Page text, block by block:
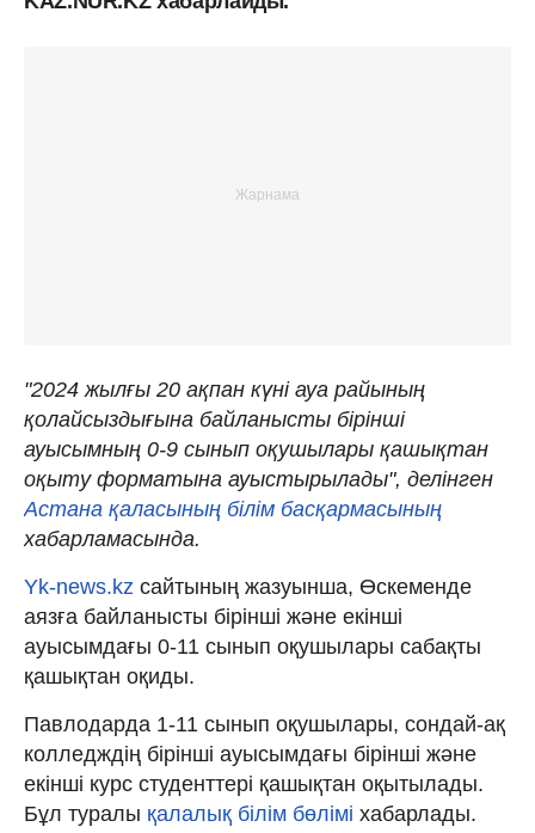
"2024 жылғы 20 ақпан күні ауа райының
қолайсыздығына байланысты бірінші
ауысымның 0-9 сынып оқушылары қашықтан
оқыту форматына ауыстырылады", делінген
Астана қаласының білім басқармасының
хабарламасында.
Yk-news.kz сайтының жазуынша, Өскеменде
аязға байланысты бірінші және екінші
ауысымдағы 0-11 сынып оқушылары сабақты
қашықтан оқиды.
Павлодарда 1-11 сынып оқушылары, сондай-ақ
колледждің бірінші ауысымдағы бірінші және
екінші курс студенттері қашықтан оқытылады.
Бұл туралы қалалық білім бөлімі хабарлады.